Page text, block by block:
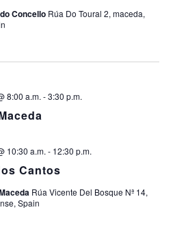
Concello Rúa Do Toural 2, maceda,
8:00 a.m. -3:30 p.m.
Cantos
10:30 a.m. - 12:30 p.m.
Rúa Vicente Del Bosque Nª 14,
Spain